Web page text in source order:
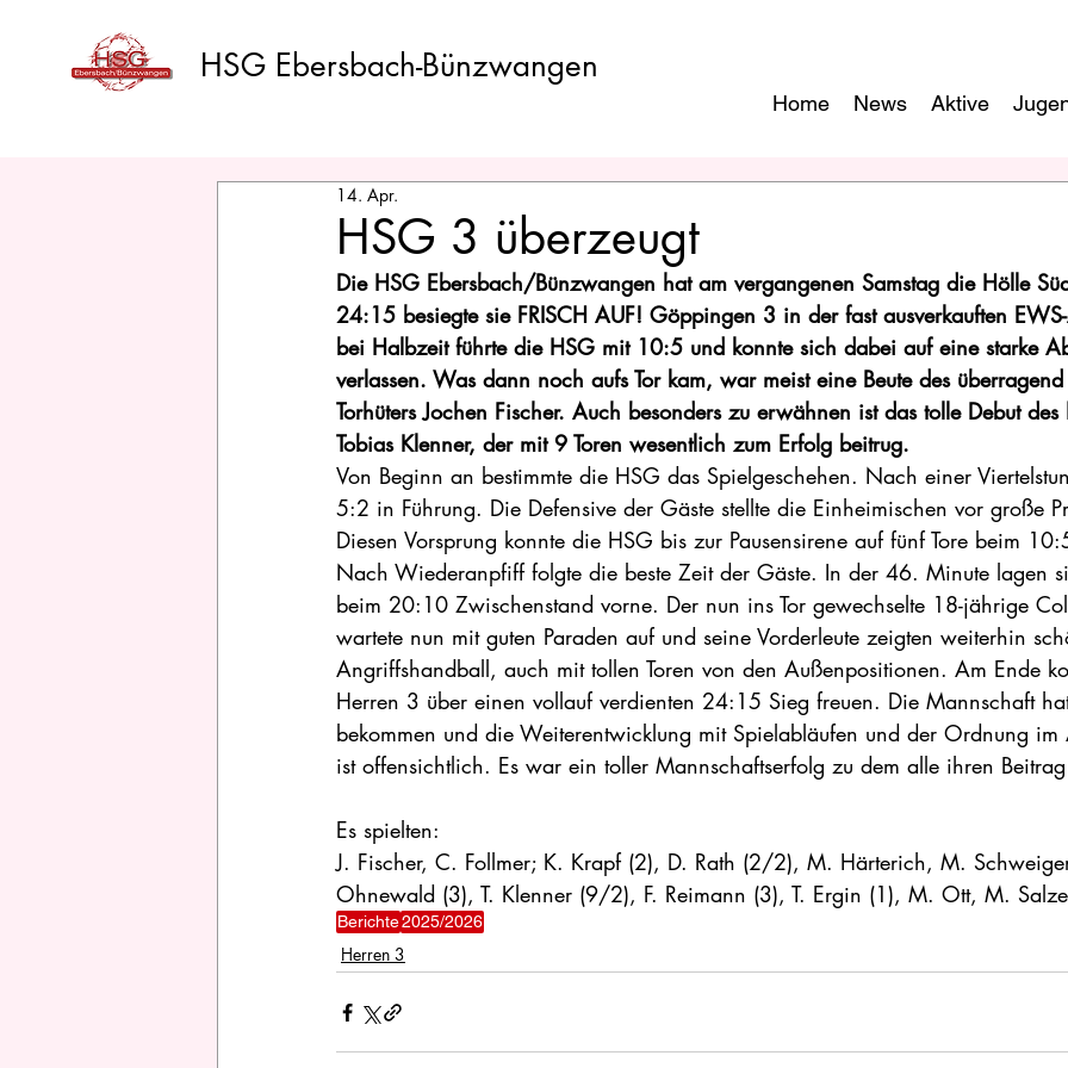
HSG Ebersbach-Bünzwangen
Home News Aktive
HSG 3 überzeugt
14. Apr.
Die HSG Ebersbach/Bünzwangen hat am vergangenen Samstag die Hölle
24:15 besiegte sie FRISCH AUF! Göppingen 3 in der fast ausverkauften
bei Halbzeit führte die HSG mit 10:5 und konnte sich dabei auf eine starke
verlassen. Was dann noch aufs Tor kam, war meist eine Beute des
Torhüters Jochen Fischer. Auch besonders zu erwähnen ist das tolle Debut
Tobias Klenner, der mit 9 Toren wesentlich zum Erfolg beitrug.
Von Beginn an bestimmte die HSG das Spielgeschehen. Nach einer
5:2 in Führung. Die Defensive der Gäste stellte die Einheimischen vor große
Diesen Vorsprung konnte die HSG bis zur Pausensirene auf fünf Tore beim
Nach Wiederanpfiff folgte die beste Zeit der Gäste. In der 46. Minute lagen
beim 20:10 Zwischenstand vorne. Der nun ins Tor gewechselte 18-jährige
wartete nun mit guten Paraden auf und seine Vorderleute zeigten weiterhin
Angriffshandball, auch mit tollen Toren von den Außenpositionen. Am Ende
Herren 3 über einen vollauf verdienten 24:15 Sieg freuen. Die Mannschaft
bekommen und die Weiterentwicklung mit Spielabläufen und der Ordnung
ist offensichtlich. Es war ein toller Mannschaftserfolg zu dem alle ihren
Es spielten:
J. Fischer, C. Follmer; K. Krapf (2), D. Rath (2/2), M. Härterich, M.
Ohnewald (3), T. Klenner (9/2), F. Reimann (3), T. Ergin (1), M. Ott, M.
Berichte2025/2026
Herren 3